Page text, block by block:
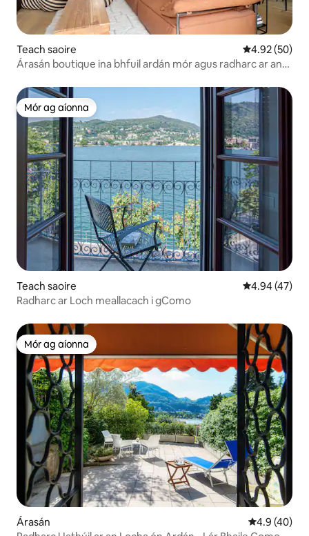
Teach saoire Meánrátáil
4.92 (50)
Árasán boutique ina bhfuil ardán mór agus radharc ar an
Mór ag aíonna
Mór ag aíonna
Teach saoire Meánrátáil
4.94 (47)
Radharc ar Loch meallacach i gComo
Mór ag aíonna
Mór ag aíonna
Árasán Meánrátáil
4.9 (40)